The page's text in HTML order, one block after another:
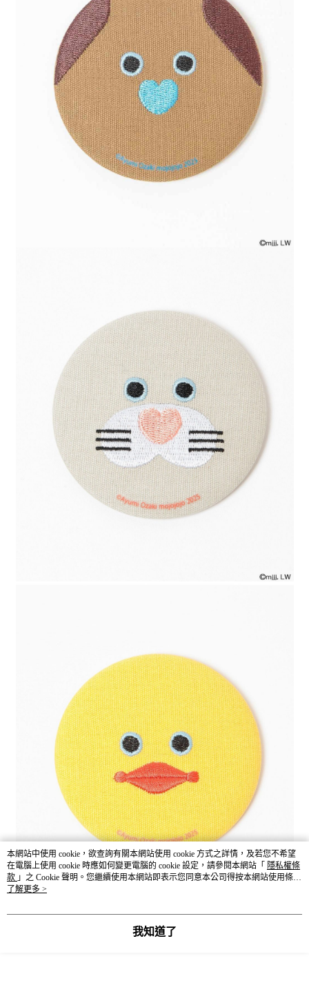
本網站中使用 cookie，欲查詢有關本網站使用 cookie 方式之詳情，及若您不希望
在電腦上使用 cookie 時應如何變更電腦的 cookie 設定，請參閱本網站「 隱私權條
款 」之 Cookie 聲明。您繼續使用本網站即表示您同意本公司得按本網站使用條款
之 Cookie 聲明使用 cookie。
了解更多 >
我知道了